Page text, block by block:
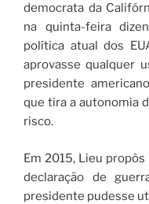
democrata da
na quinta-feira
política atual dos
aprovasse qualquer
presidente
que tira a autonomia
risco.
Em 2015, Lieu
declaração de
presidente pudesse